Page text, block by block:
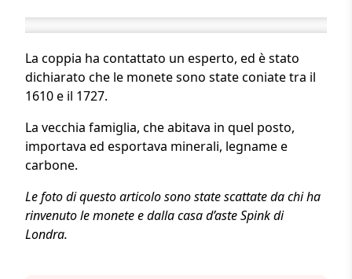
La coppia ha contattato un esperto, ed è stato
dichiarato che le monete sono state coniate tra il
1610 e il 1727.
La vecchia famiglia, che abitava in quel posto,
importava ed esportava minerali, legname e
carbone.
Le foto di questo articolo sono state scattate da chi ha
rinvenuto le monete e dalla casa d’aste Spink di
Londra.